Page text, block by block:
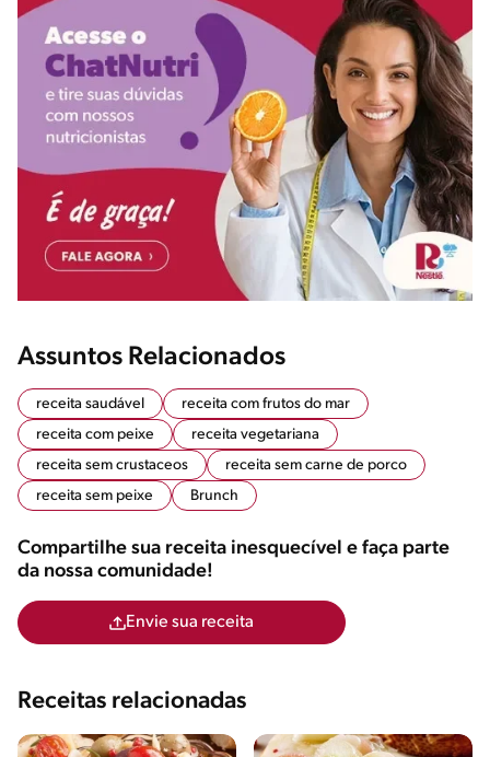
Assuntos Relacionados
receita saudável
receita com frutos do mar
receita com peixe
receita vegetariana
receita sem crustaceos
receita sem carne de porco
receita sem peixe
Brunch
Compartilhe sua receita inesquecível e faça parte
da nossa comunidade!
Envie sua receita
Receitas relacionadas